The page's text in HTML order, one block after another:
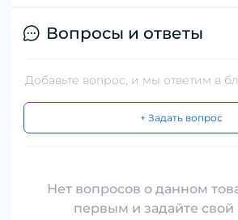
Вопросы и ответы
Добавьте вопрос, и мы ответим в
+ Задать вопрос
Нет вопросов о данном
первым и задайте свой